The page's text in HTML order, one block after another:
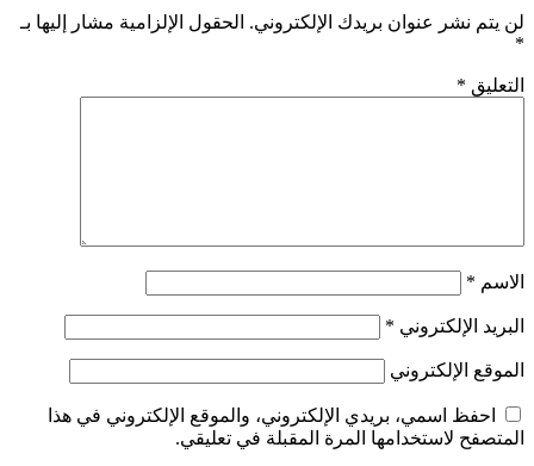
لن يتم نشر عنوان بريدك الإلكتروني. الحقول الإلزامية مشار إليها بـ
*
التعليق *
الاسم *
البريد الإلكتروني *
الموقع الإلكتروني
احفظ اسمي، بريدي الإلكتروني، والموقع الإلكتروني في هذا
المتصفح لاستخدامها المرة المقبلة في تعليقي.